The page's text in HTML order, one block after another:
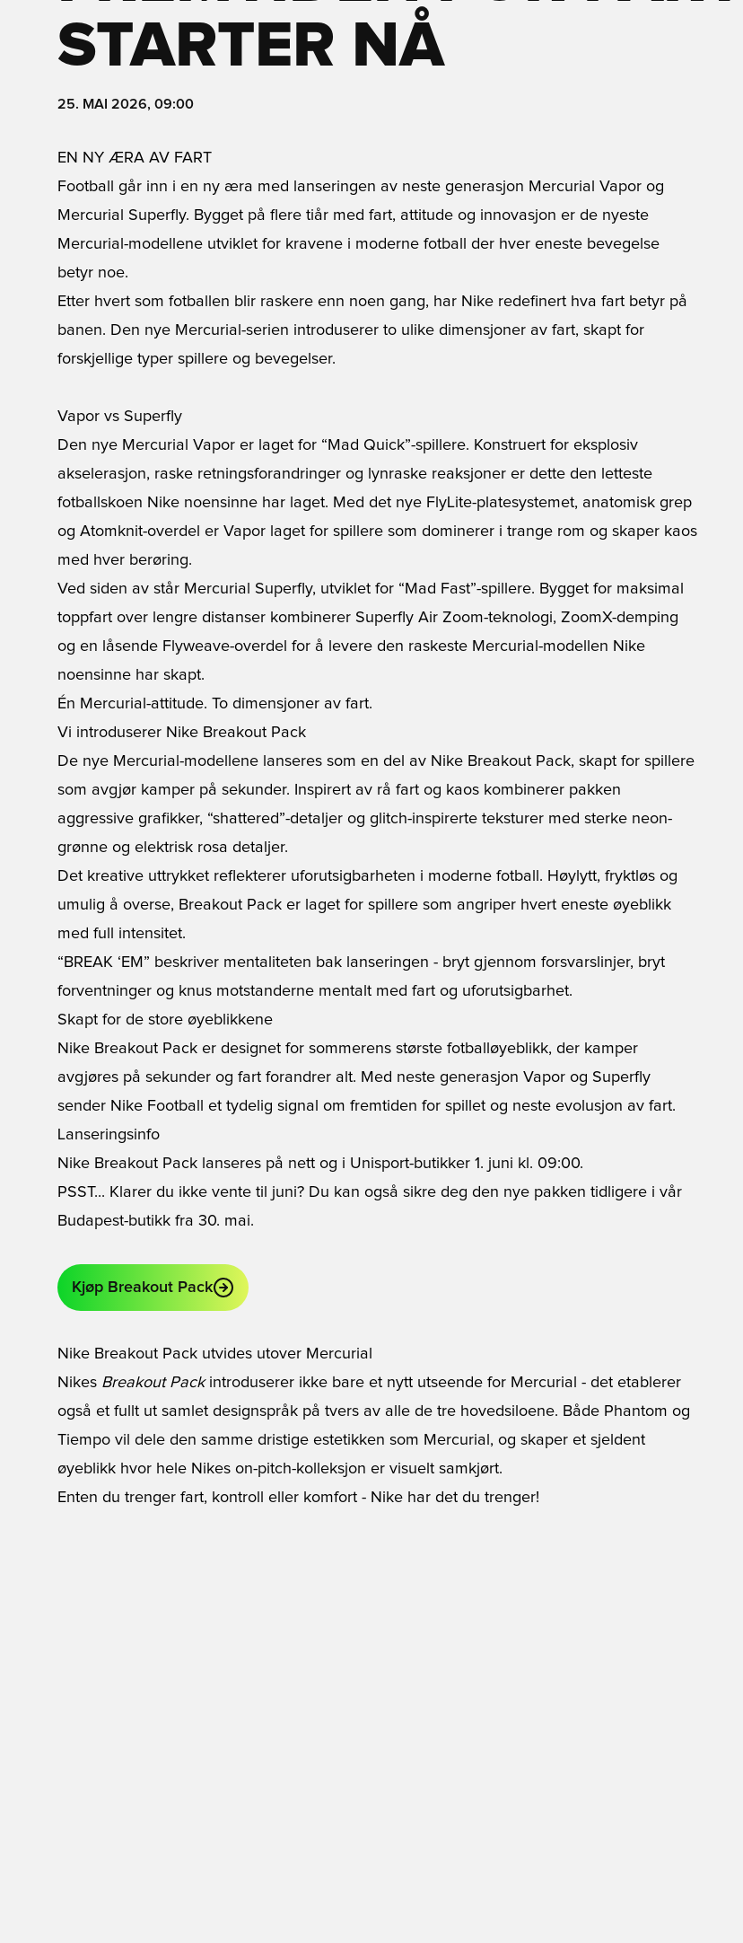
STARTER NÅ
25. MAI 2026, 09:00
EN NY ÆRA AV FART
Football går inn i en ny æra med lanseringen av neste generasjon Mercurial Vapor og
Mercurial Superfly. Bygget på flere tiår med fart, attitude og innovasjon er de nyeste
Mercurial-modellene utviklet for kravene i moderne fotball der hver eneste bevegelse
betyr noe.
Etter hvert som fotballen blir raskere enn noen gang, har Nike redefinert hva fart betyr på
banen. Den nye Mercurial-serien introduserer to ulike dimensjoner av fart, skapt for
forskjellige typer spillere og bevegelser.
Vapor vs Superfly
Den nye Mercurial Vapor er laget for “Mad Quick”-spillere. Konstruert for eksplosiv
akselerasjon, raske retningsforandringer og lynraske reaksjoner er dette den letteste
fotballskoen Nike noensinne har laget. Med det nye FlyLite-platesystemet, anatomisk grep
og Atomknit-overdel er Vapor laget for spillere som dominerer i trange rom og skaper kaos
med hver berøring.
Ved siden av står Mercurial Superfly, utviklet for “Mad Fast”-spillere. Bygget for maksimal
toppfart over lengre distanser kombinerer Superfly Air Zoom-teknologi, ZoomX-demping
og en låsende Flyweave-overdel for å levere den raskeste Mercurial-modellen Nike
noensinne har skapt.
Én Mercurial-attitude. To dimensjoner av fart.
Vi introduserer Nike Breakout Pack
De nye Mercurial-modellene lanseres som en del av Nike Breakout Pack, skapt for spillere
som avgjør kamper på sekunder. Inspirert av rå fart og kaos kombinerer pakken
aggressive grafikker, “shattered”-detaljer og glitch-inspirerte teksturer med sterke neon-
grønne og elektrisk rosa detaljer.
Det kreative uttrykket reflekterer uforutsigbarheten i moderne fotball. Høylytt, fryktløs og
umulig å overse, Breakout Pack er laget for spillere som angriper hvert eneste øyeblikk
med full intensitet.
“BREAK ‘EM” beskriver mentaliteten bak lanseringen - bryt gjennom forsvarslinjer, bryt
forventninger og knus motstanderne mentalt med fart og uforutsigbarhet.
Skapt for de store øyeblikkene
Nike Breakout Pack er designet for sommerens største fotballøyeblikk, der kamper
avgjøres på sekunder og fart forandrer alt. Med neste generasjon Vapor og Superfly
sender Nike Football et tydelig signal om fremtiden for spillet og neste evolusjon av fart.
Lanseringsinfo
Nike Breakout Pack lanseres på nett og i Unisport-butikker 1. juni kl. 09:00.
PSST... Klarer du ikke vente til juni? Du kan også sikre deg den nye pakken tidligere i vår
Budapest-butikk fra 30. mai.
Kjøp Breakout Pack
Nike Breakout Pack utvides utover Mercurial
Nikes Breakout Packintroduserer ikke bare et nytt utseende for Mercurial - det etablerer
også et fullt ut samlet designspråk på tvers av alle de tre hovedsiloene. Både Phantom og
Tiempo vil dele den samme dristige estetikken som Mercurial, og skaper et sjeldent
øyeblikk hvor hele Nikes on-pitch-kolleksjon er visuelt samkjørt.
Enten du trenger fart, kontroll eller komfort - Nike har det du trenger!